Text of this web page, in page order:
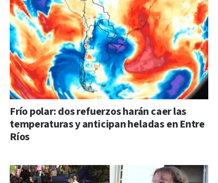
Frío polar: dos refuerzos harán caer las
temperaturas y anticipan heladas en Entre
Ríos